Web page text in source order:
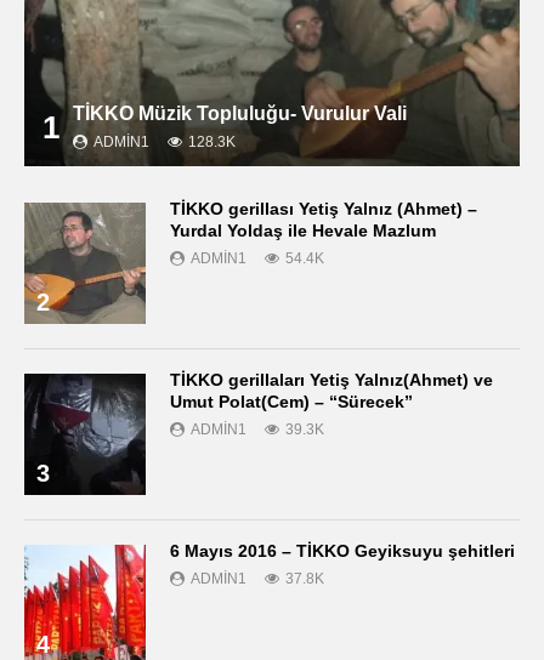
1 TİKKO Müzik Topluluğu- Vurulur Vali
ADMIN1 128.3K
2
TİKKO gerillası Yetiş Yalnız (Ahmet) –
Yurdal Yoldaş ile Hevale Mazlum
ADMIN1 54.4K
3
TİKKO gerillaları Yetiş Yalnız(Ahmet) ve
Umut Polat(Cem) – “Sürecek”
ADMIN1 39.3K
4
6 Mayıs 2016 – TİKKO Geyiksuyu şehitleri
ADMIN1 37.8K